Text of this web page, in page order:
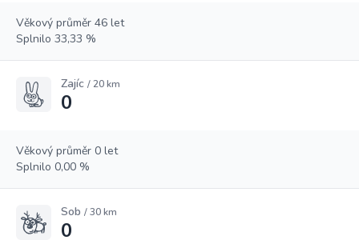
Věkový průměr 46 let
Splnilo 33,33 %
Zajíc / 20 km
0
Věkový průměr 0 let
Splnilo 0,00 %
Sob / 30 km
0